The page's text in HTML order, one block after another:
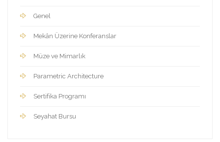
Genel
Mekân Üzerine Konferanslar
Müze ve Mimarlık
Parametric Architecture
Sertifika Programı
Seyahat Bursu